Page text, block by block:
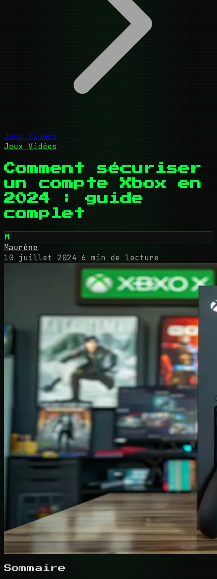
Jeux Vidéos
Jeux Vidéos
Comment sécuriser
un compte Xbox en
2024 : guide
complet
M
Maurène
10 juillet 2024 6 min de lecture
Sommaire